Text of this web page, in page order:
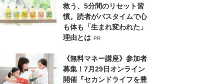
救う、5分間のリセット習
慣。読者がバスタイムで心
も体も「生まれ変われた」
理由とは PR
《無料マネー講座》参加者
募集！7月29日オンライン
開催『セカンドライフを豊